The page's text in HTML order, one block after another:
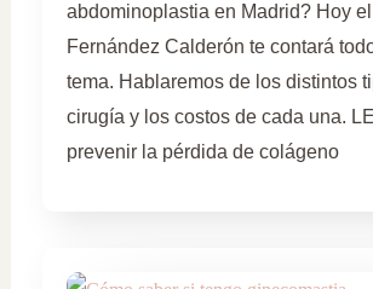
abdominoplastia en Madrid? Hoy el
Fernández Calderón te contará
tema. Hablaremos de los distintos
cirugía y los costos de cada una.
prevenir la pérdida de colágeno